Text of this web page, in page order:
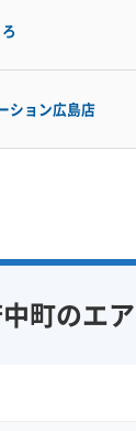
ション広島店
町のエ